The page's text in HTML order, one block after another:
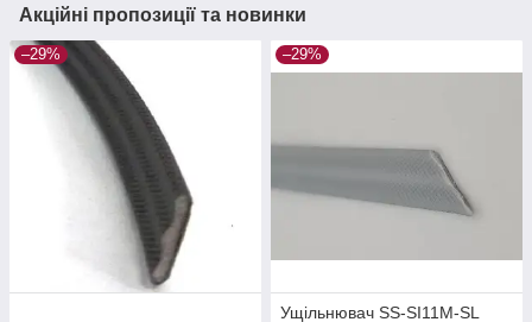
Акційні пропозиції та новинки
–29% –29%
Ущільнювач SS-SI11M-SL